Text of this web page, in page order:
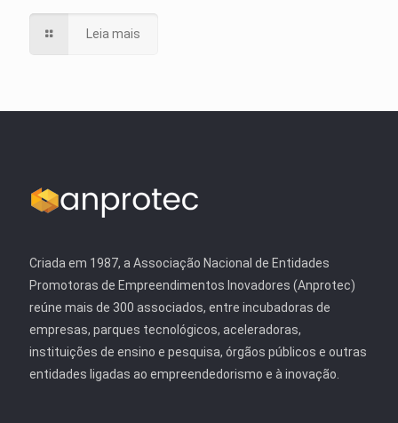
Leia mais
Criada em 1987, a Associação Nacional de Entidades
Promotoras de Empreendimentos Inovadores (Anprotec)
reúne mais de 300 associados, entre incubadoras de
empresas, parques tecnológicos, aceleradoras,
instituições de ensino e pesquisa, órgãos públicos e outras
entidades ligadas ao empreendedorismo e à inovação.